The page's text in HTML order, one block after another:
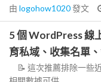
由 logohow1020發文
5 個 WordPress 線
育私域、收集名單
📝 這次推薦排除一些